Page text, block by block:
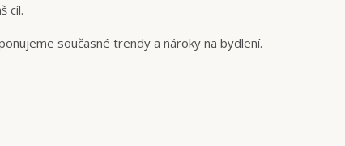
cíl.
současné trendy a nároky na bydlení.